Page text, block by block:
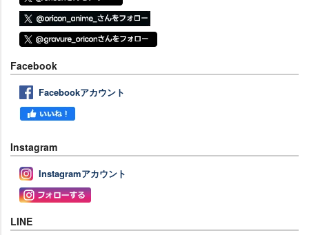
Facebook
Facebookアカウント
Instagram
Instagramアカウント
LINE